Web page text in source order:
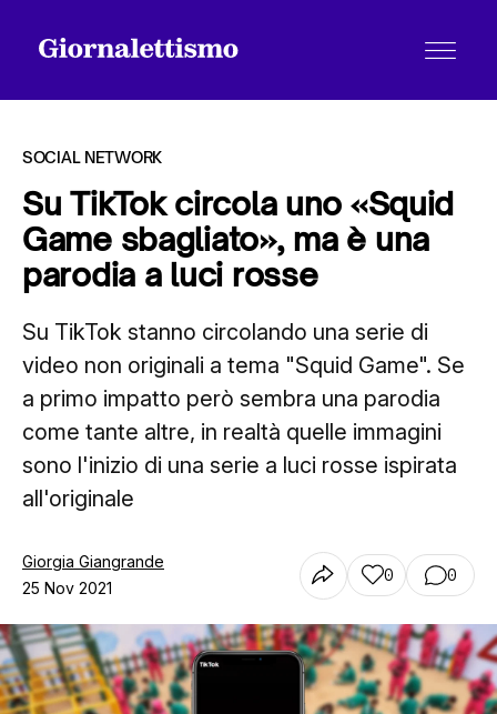
Tutti gli articoli
Chi siamo
Contatti
SOCIAL NETWORK
Su TikTok circola uno «Squid
Game sbagliato», ma è una
parodia a luci rosse
Su TikTok stanno circolando una serie di
video non originali a tema "Squid Game". Se
a primo impatto però sembra una parodia
come tante altre, in realtà quelle immagini
sono l'inizio di una serie a luci rosse ispirata
all'originale
Giorgia Giangrande
25 Nov 2021
0 0